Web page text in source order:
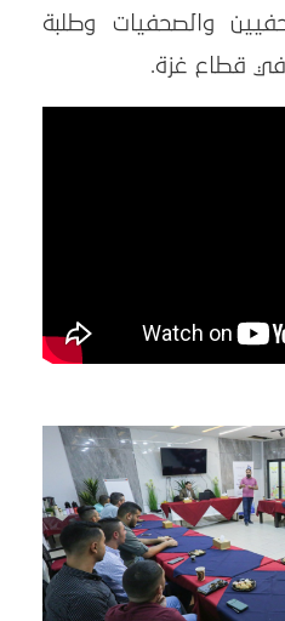
والصحفيات وطلبة
في قطاع غزة.